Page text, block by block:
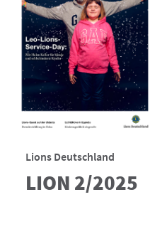
Lions Deutschland
LION 2/2025